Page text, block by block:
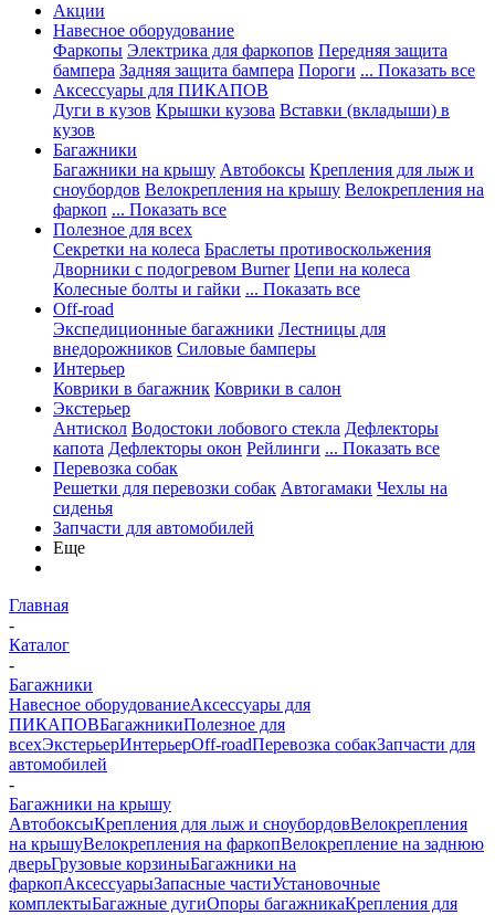
Акции
Навесное оборудование
Фаркопы Электрика для фаркопов Передняя защита
бампера Задняя защита бампера Пороги ... Показать все
Аксессуары для ПИКАПОВ
Дуги в кузов Крышки кузова Вставки (вкладыши) в
кузов
Багажники
Багажники на крышу Автобоксы Крепления для лыж и
сноубордов Велокрепления на крышу Велокрепления на
фаркоп ... Показать все
Полезное для всех
Секретки на колеса Браслеты противоскольжения
Дворники с подогревом Burner Цепи на колеса
Колесные болты и гайки ... Показать все
Off-road
Экспедиционные багажники Лестницы для
внедорожников Силовые бамперы
Интерьер
Коврики в багажник Коврики в салон
Экстерьер
Антискол Водостоки лобового стекла Дефлекторы
капота Дефлекторы окон Рейлинги ... Показать все
Перевозка собак
Решетки для перевозки собак Автогамаки Чехлы на
сиденья
Запчасти для автомобилей
Еще
Главная
-
Каталог
-
Багажники
Навесное оборудованиеАксессуары для
ПИКАПОВБагажникиПолезное для
всехЭкстерьерИнтерьерOff-roadПеревозка собакЗапчасти для
автомобилей
-
Багажники на крышу
АвтобоксыКрепления для лыж и сноубордовВелокрепления
на крышуВелокрепления на фаркопВелокрепление на заднюю
дверьГрузовые корзиныБагажники на
фаркопАксессуарыЗапасные частиУстановочные
комплектыБагажные дугиОпоры багажникаКрепления для